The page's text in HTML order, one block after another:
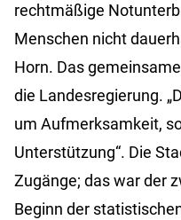
rechtmäßige
Menschen nicht
Horn. Das
die Landesregierung.
um Aufmerksamkeit,
Unterstützung“. Die
Zugänge; das war der
Beginn der